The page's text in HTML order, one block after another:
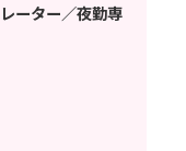
ーター／夜勤専